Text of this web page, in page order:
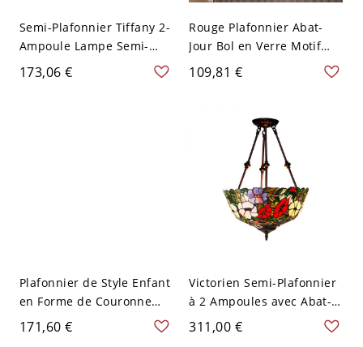
Semi-Plafonnier Tiffany 2-
Ampoule Lampe Semi-
Encastrée en Métal Abat-
Jour Bol en Vitrail - Rose
173,06 €
Rouge Plafonnier Abat-
Jour Bol en Verre Motif
Floral Lampe Encastrée
Style Victorien - Rouge
109,81 €
Plafonnier de Style Enfant
en Forme de Couronne
Rouge en Résine à 2
Lumières Luminaire
171,60 €
Victorien Semi-Plafonnier
à 2 Ampoules avec Abat-
Jour Conique en Vitrail
Rouge/Bleu/Orange
311,00 €